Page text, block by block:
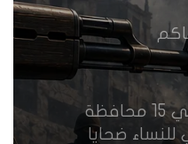
75 باحثة اجتماعية في 15 محافظة
ضحايا